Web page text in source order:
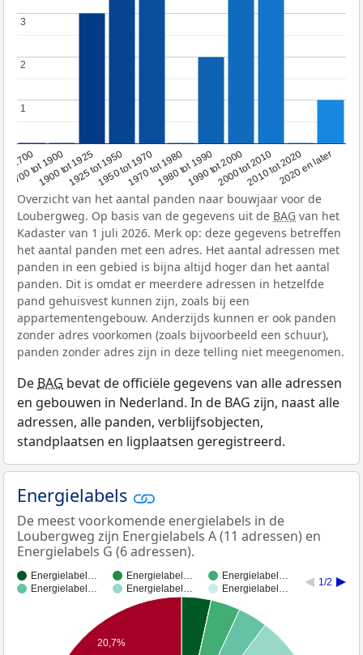
1700
1700 tot 1900
1900 tot 19251925 tot 19501950 tot 19701970 tot 19801980 tot 19901990 tot 20002000 tot 20102010 tot 20202020 en later
1
1
2
2
3
3
Overzicht van het aantal panden naar bouwjaar voor de
Loubergweg. Op basis van de gegevens uit de BAG van het
Kadaster van 1 juli 2026. Merk op: deze gegevens betreffen
het aantal panden met een adres. Het aantal adressen met
panden in een gebied is bijna altijd hoger dan het aantal
panden. Dit is omdat er meerdere adressen in hetzelfde
pand gehuisvest kunnen zijn, zoals bij een
appartementengebouw. Anderzijds kunnen er ook panden
zonder adres voorkomen (zoals bijvoorbeeld een schuur),
panden zonder adres zijn in deze telling niet meegenomen.
De BAG bevat de officiële gegevens van alle adressen
en gebouwen in Nederland. In de BAG zijn, naast alle
adressen, alle panden, verblijfsobjecten,
standplaatsen en ligplaatsen geregistreerd.
Energielabels
De meest voorkomende energielabels in de
Loubergweg zijn Energielabels A (11 adressen) en
Energielabels G (6 adressen).
Energielabel… Energielabel…
Energielabel…
Energielabel…
Energielabel… Energielabel…
1/2
20,7%